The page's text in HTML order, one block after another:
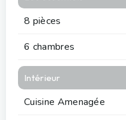
8 pièces
6 chambres
Intérieur
Cuisine Amenagée